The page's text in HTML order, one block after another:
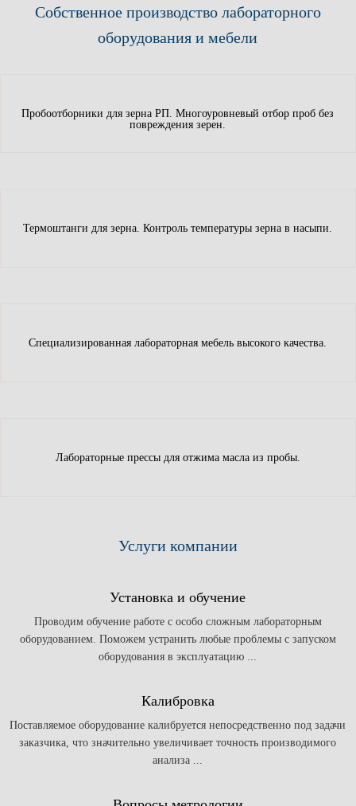
Собственное производство лабораторного
оборудования и мебели
Пробоотборники для зерна РП. Многоуровневый отбор проб без
повреждения зерен.
Термоштанги для зерна. Контроль температуры зерна в насыпи.
Специализированная лабораторная мебель высокого качества.
Лабораторные прессы для отжима масла из пробы.
Услуги компании
Установка и обучение
Проводим обучение работе с особо сложным лабораторным
оборудованием. Поможем устранить любые проблемы с запуском
оборудования в эксплуатацию ...
Калибровка
Поставляемое оборудование калибруется непосредственно под задачи
заказчика, что значительно увеличивает точность производимого
анализа ...